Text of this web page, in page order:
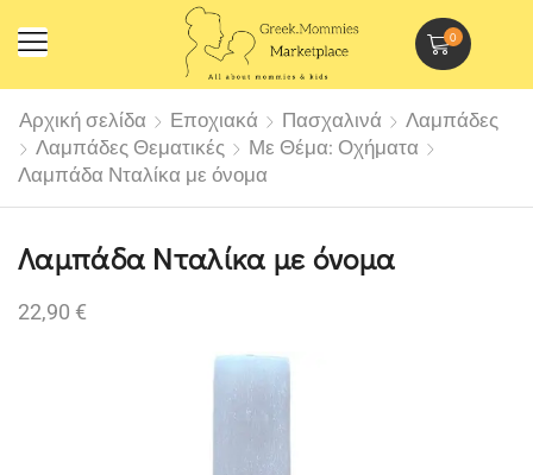
0
Αρχική σελίδα Εποχιακά Πασχαλινά
Λαμπάδες
Λαμπάδες Θεματικές
Με Θέμα: Οχήματα
Λαμπάδα Νταλίκα με όνομα
Λαμπάδα Νταλίκα με όνομα
22,90 €